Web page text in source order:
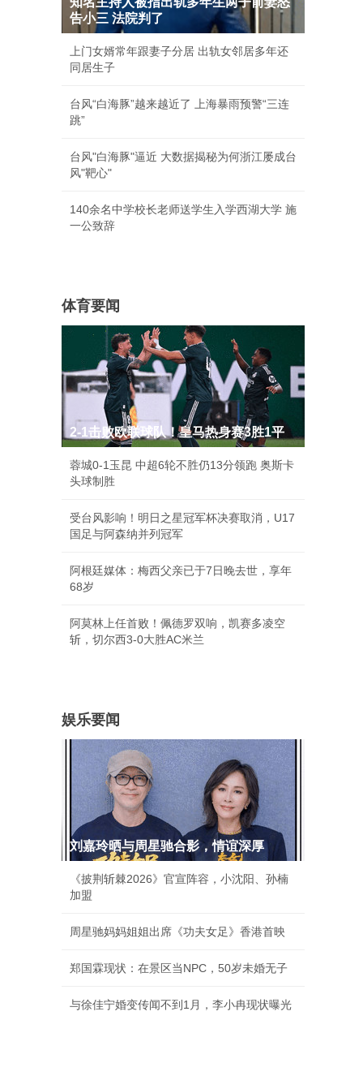
告小三 法院判了
上门女婿常年跟妻子分居 出轨女邻居多年还
同居生子
台风“白海豚”越来越近了 上海暴雨预警“三连
跳”
台风"白海豚"逼近 大数据揭秘为何浙江屡成台
风"靶心"
140余名中学校长老师送学生入学西湖大学 施
一公致辞
体育要闻
2-1击败欧联球队！皇马热身赛3胜1平
蓉城0-1玉昆 中超6轮不胜仍13分领跑 奥斯卡
头球制胜
受台风影响！明日之星冠军杯决赛取消，U17
国足与阿森纳并列冠军
阿根廷媒体：梅西父亲已于7日晚去世，享年
68岁
阿莫林上任首败！佩德罗双响，凯赛多凌空
斩，切尔西3-0大胜AC米兰
娱乐要闻
刘嘉玲晒与周星驰合影，情谊深厚
《披荆斩棘2026》官宣阵容，小沈阳、孙楠
加盟
周星驰妈妈姐姐出席《功夫女足》香港首映
郑国霖现状：在景区当NPC，50岁未婚无子
与徐佳宁婚变传闻不到1月，李小冉现状曝光